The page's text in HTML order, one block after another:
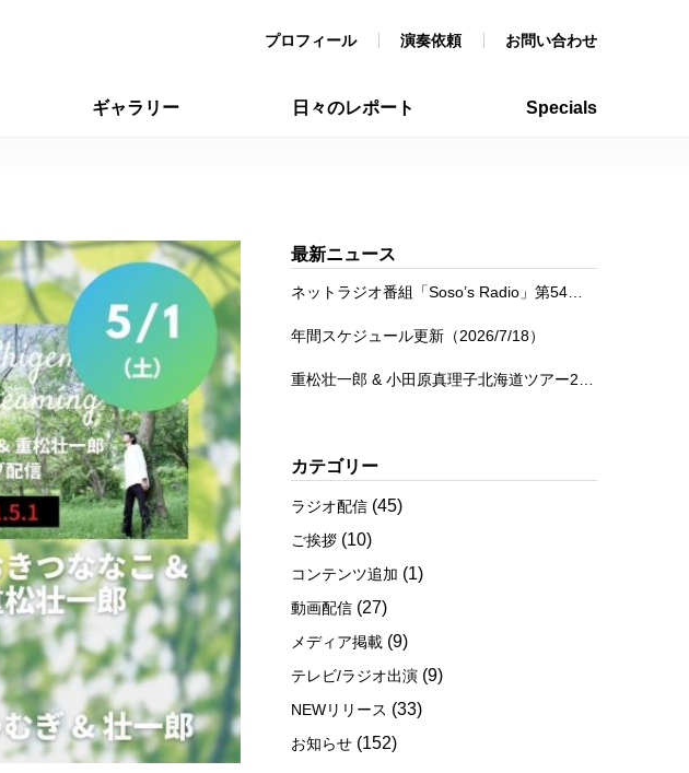
プロフィール 演奏依頼 お問い合わせ
ギャラリー 日々のレポート Specials
最新ニュース
年間スケジュール更新（2026/7/18）
カテゴリー
ラジオ配信 (45)
ご挨拶 (10)
コンテンツ追加 (1)
動画配信 (27)
メディア掲載 (9)
テレビ/ラジオ出演 (9)
NEWリリース (33)
お知らせ (152)